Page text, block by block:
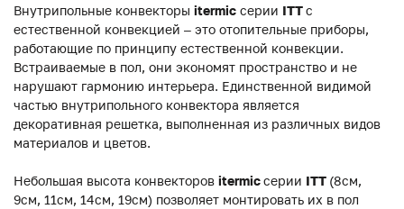
Внутрипольные конвекторы itermic серии ITTс
естественной конвекцией – это отопительные приборы,
работающие по принципу естественной конвекции.
Встраиваемые в пол, они экономят пространство и не
нарушают гармонию интерьера. Единственной видимой
частью внутрипольного конвектора является
декоративная решетка, выполненная из различных видов
материалов и цветов.
Небольшая высота конвекторов itermicсерии ITT (8см,
9см, 11см, 14см, 19см) позволяет монтировать их в пол